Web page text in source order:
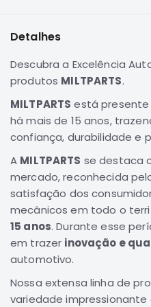
Pajero
Sport
e
Full
Motor
Freio
Detalhes
Descubra a Excelência
produtos MILTPARTS.
MILTPARTS está
há mais de 15 anos,
confiança, durabilidade e
A MILTPARTS se destaca
mercado, reconhecida
satisfação dos
mecânicos em todo o
15 anos. Durante esse
em trazer inovação e
automotivo.
Nossa extensa linha de
variedade